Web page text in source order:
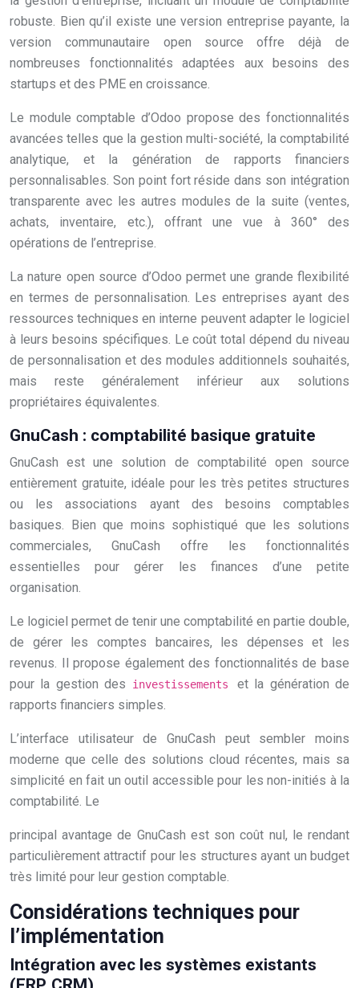
robuste. Bien qu’il existe une version entreprise payante, la
version communautaire open source offre déjà de
nombreuses fonctionnalités adaptées aux besoins des
startups et des PME en croissance.
Le module comptable d’Odoo propose des fonctionnalités
avancées telles que la gestion multi-société, la comptabilité
analytique, et la génération de rapports financiers
personnalisables. Son point fort réside dans son intégration
transparente avec les autres modules de la suite (ventes,
achats, inventaire, etc.), offrant une vue à 360° des
opérations de l’entreprise.
La nature open source d’Odoo permet une grande flexibilité
en termes de personnalisation. Les entreprises ayant des
ressources techniques en interne peuvent adapter le logiciel
à leurs besoins spécifiques. Le coût total dépend du niveau
de personnalisation et des modules additionnels souhaités,
mais reste généralement inférieur aux solutions
propriétaires équivalentes.
GnuCash : comptabilité basique gratuite
GnuCash est une solution de comptabilité open source
entièrement gratuite, idéale pour les très petites structures
ou les associations ayant des besoins comptables
basiques. Bien que moins sophistiqué que les solutions
commerciales, GnuCash offre les fonctionnalités
essentielles pour gérer les finances d’une petite
organisation.
Le logiciel permet de tenir une comptabilité en partie double,
de gérer les comptes bancaires, les dépenses et les
revenus. Il propose également des fonctionnalités de base
pour la gestion des
investissements et la génération de
rapports financiers simples.
L’interface utilisateur de GnuCash peut sembler moins
moderne que celle des solutions cloud récentes, mais sa
simplicité en fait un outil accessible pour les non-initiés à la
comptabilité. Le
principal avantage de GnuCash est son coût nul, le rendant
particulièrement attractif pour les structures ayant un budget
très limité pour leur gestion comptable.
Considérations techniques pour
l’implémentation
Intégration avec les systèmes existants